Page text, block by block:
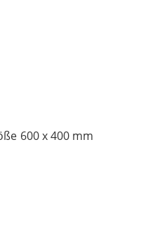
600 x 400 mm